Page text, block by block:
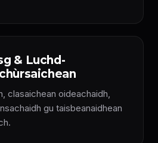
& Luchd-
clasaichean oideachaidh,
gu taisbeanaidhean